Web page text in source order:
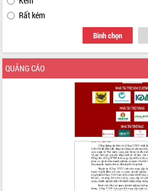
Tập huấn ứng dụng trí tuệ nhân tạo (AI)
trong thương mại điện tử năm 2026
Đoàn đại biểu Quốc hội tỉnh Đắk Lắk
trao đổi thông tin trước Kỳ họp thứ
nhất, Quốc hội khóa XVI
Quyết liệt cải cách hành chính, khơi
thông nguồn lực phát triển
Nâng cao hiệu lực, hiệu quả HĐND
tỉnh thông qua hiện đại hóa hành chính
Xã Ea Phê gắn cải cách hành chính với
Phó Chủ tịch Thường trực UBND tỉnh
Hồ Thị Nguyên Thảo làm việc tại Trung
tâm Phục vụ hành chính công xã Ea
Rất kém
Bình chọn
QUẢNG CÁO